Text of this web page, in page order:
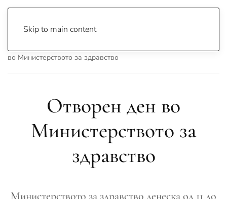
Skip to main content
во Министерството за здравство
Отворен ден во
Министерството за
здравство
Министерството за здравство денеска од 11 до